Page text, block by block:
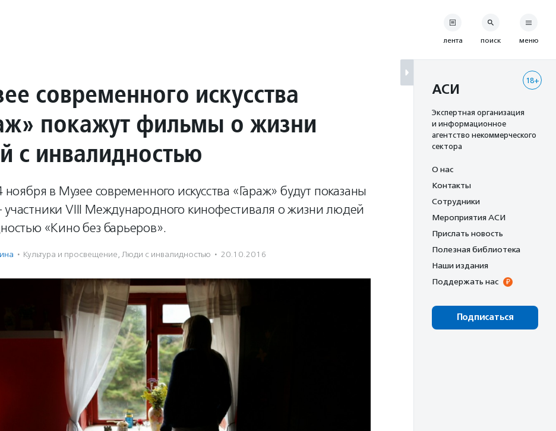
современного искусства
покажут фильмы о жизни
с инвалидностью
в Музее современного искусства «Гараж» будут показаны
VIII Международного кинофестиваля о жизни людей
«Кино без барьеров».
· Культура и просвещение, Люди с инвалидностью · 20.10.2016
лента поиск меню
18+
АСИ
Экспертная организация
и информационное
агентство некоммерческого
сектора
О нас
Контакты
Сотрудники
Мероприятия АСИ
Прислать новость
Полезная библиотека
Наши издания
Поддержать нас
Подписаться